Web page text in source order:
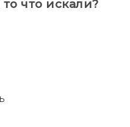
что искали?